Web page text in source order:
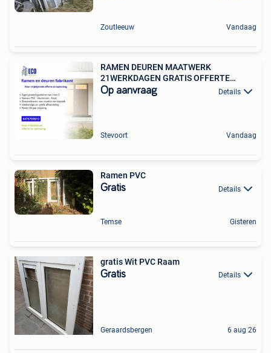
Zoutleeuw Vandaag
RAMEN DEUREN MAATWERK
21WERKDAGEN GRATIS OFFERTE
OPMETING
Op aanvraag Details
Stevoort Vandaag
Ramen PVC
Gratis Details
Temse Gisteren
gratis Wit PVC Raam
Gratis Details
Geraardsbergen 6 aug 26